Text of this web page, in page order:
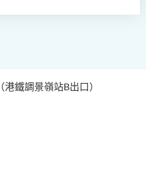
（港鐵調景嶺站B出口）